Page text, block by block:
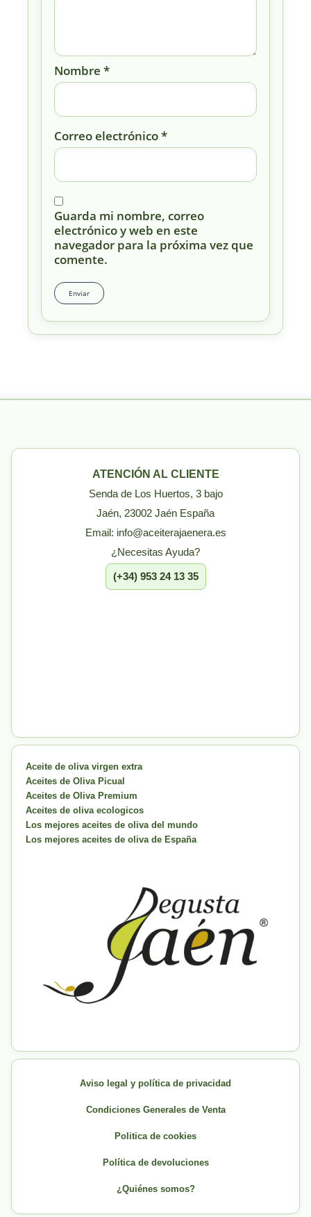
Nombre *
Correo electrónico*
Guarda mi nombre, correo
electrónico y web en este
navegador para la próxima vez que
comente.
ATENCIÓN AL CLIENTE
Senda de Los Huertos, 3 bajo
Jaén, 23002 Jaén España
Email: info@aceiterajaenera.es
¿Necesitas Ayuda?
(+34) 953 24 13 35
Aceite de oliva virgen extra
Aceites de Oliva Picual
Aceites de Oliva Premium
Aceites de oliva ecologicos
Los mejores aceites de oliva del mundo
Los mejores aceites de oliva de España
Aviso legal y política de privacidad
Condiciones Generales de Venta
Politica de cookies
Política de devoluciones
¿Quiénes somos?